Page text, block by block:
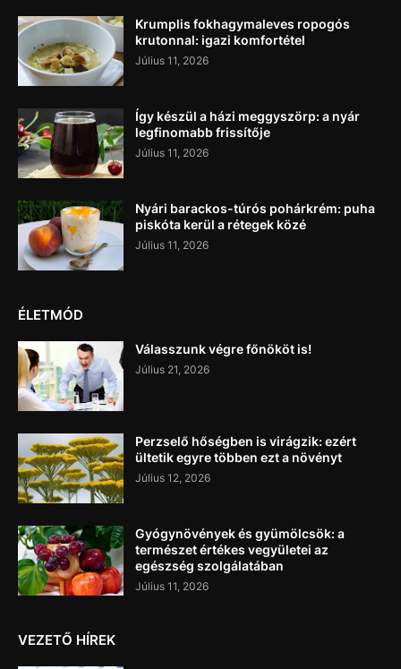
Krumplis fokhagymaleves ropogós
krutonnal: igazi komfortétel
Július 11, 2026
Így készül a házi meggyszörp: a nyár
legfinomabb frissítője
Július 11, 2026
Nyári barackos-túrós pohárkrém: puha
piskóta kerül a rétegek közé
Július 11, 2026
ÉLETMÓD
Válasszunk végre főnököt is!
Július 21, 2026
Perzselő hőségben is virágzik: ezért
ültetik egyre többen ezt a növényt
Július 12, 2026
Gyógynövények és gyümölcsök: a
természet értékes vegyületei az
egészség szolgálatában
Július 11, 2026
VEZETŐ HÍREK